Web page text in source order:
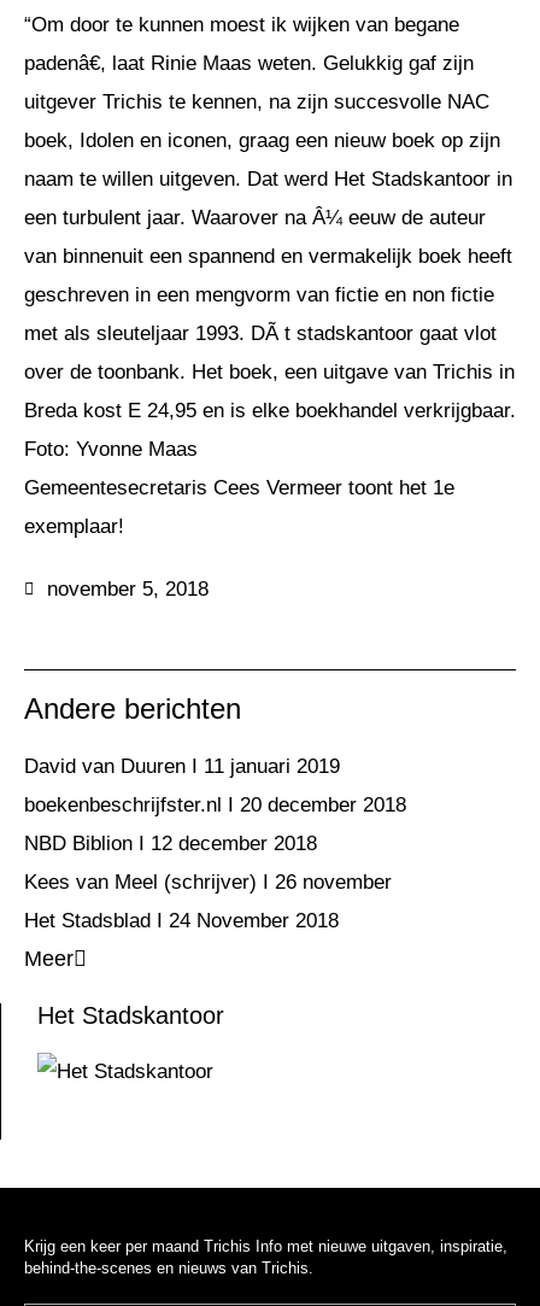
“Om door te kunnen moest ik wijken van begane
padenâ€, laat Rinie Maas weten. Gelukkig gaf zijn
uitgever Trichis te kennen, na zijn succesvolle NAC
boek, Idolen en iconen, graag een nieuw boek op zijn
naam te willen uitgeven. Dat werd Het Stadskantoor in
een turbulent jaar. Waarover na Â¼ eeuw de auteur
van binnenuit een spannend en vermakelijk boek heeft
geschreven in een mengvorm van fictie en non fictie
met als sleuteljaar 1993. DÃ t stadskantoor gaat vlot
over de toonbank. Het boek, een uitgave van Trichis in
Breda kost E 24,95 en is elke boekhandel verkrijgbaar.
Foto: Yvonne Maas
Gemeentesecretaris Cees Vermeer toont het 1e
exemplaar!
november 5, 2018
Andere berichten
David van Duuren I 11 januari 2019
boekenbeschrijfster.nl I 20 december 2018
NBD Biblion I 12 december 2018
Kees van Meel (schrijver) I 26 november
Het Stadsblad I 24 November 2018
Meer
Het Stadskantoor
Krijg een keer per maand Trichis Info met nieuwe uitgaven, inspiratie,
behind-the-scenes en nieuws van Trichis.